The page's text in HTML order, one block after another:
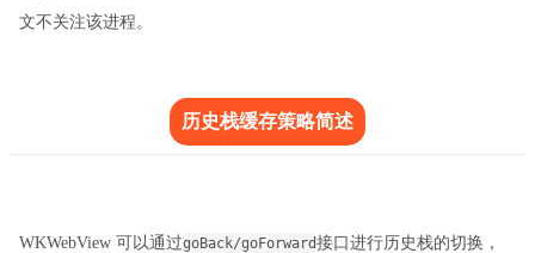
文不关注该进程。
历史栈缓存策略简述
WKWebView 可以通过goBack/goForward接口进行历史栈的切换，